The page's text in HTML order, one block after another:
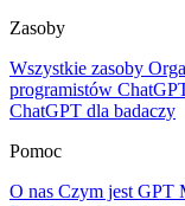
Zasoby
Wszystkie zasoby
programistów
ChatGPT dla badaczy
Pomoc
O nas Czym jest GPT